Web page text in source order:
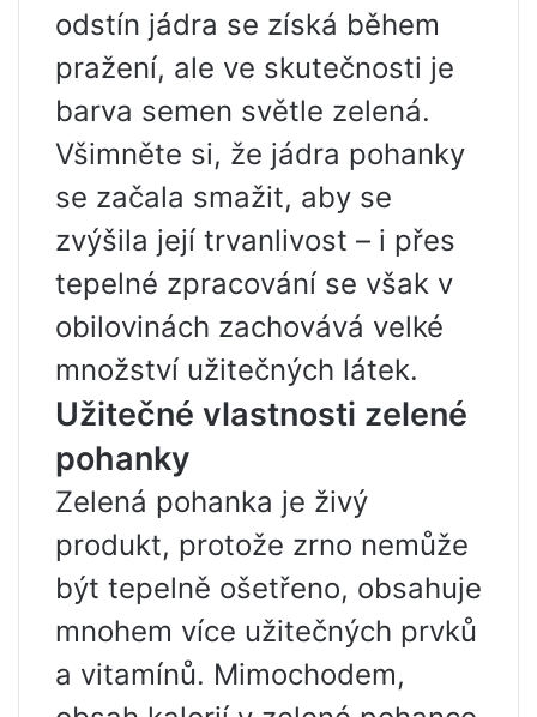
odstín jádra se získá během
pražení, ale ve skutečnosti je
barva semen světle zelená.
Všimněte si, že jádra pohanky
se začala smažit, aby se
zvýšila její trvanlivost – i přes
tepelné zpracování se však v
obilovinách zachovává velké
množství užitečných látek.
Užitečné vlastnosti zelené
pohanky
Zelená pohanka je živý
produkt, protože zrno nemůže
být tepelně ošetřeno, obsahuje
mnohem více užitečných prvků
a vitamínů. Mimochodem,